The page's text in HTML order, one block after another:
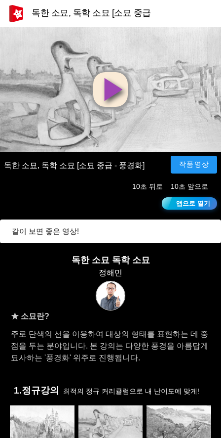
독한 소묘, 독학 소묘 [소묘 중급 - 풍경화]
영
상
재
생
독한 소묘, 독학 소묘 [소묘 중급 - 풍경화] 작품영상
10초 뒤로 10초 앞으로
앱으로 열기
같이 보면 좋은 영상!
독한 소묘 독학 소묘
정해민
★ 소묘란?
주로 단색의 선을 이용하여 대상의 형태를 표현하는 데 중
점을 두는 분야입니다. 본 강의는 다양한 풍경을 아름답게
묘사하는 '풍경화' 위주로 진행됩니다.​
1.정규강의 최적의 정규 커리큘럼으로 내 난이도에 맞게!